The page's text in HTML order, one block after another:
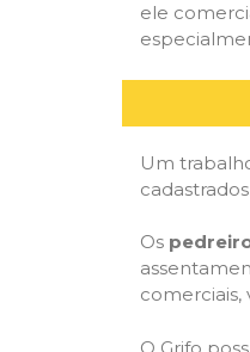
ele
Um
Os
comerciais,
O Grifo